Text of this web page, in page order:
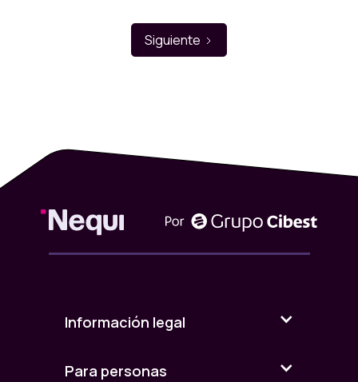
Siguiente
Información legal
Para personas